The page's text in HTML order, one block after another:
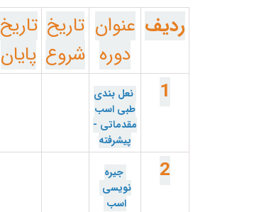
ردیف عنوان
دوره
تاریخ
شروع
تاریخ
پایان
1
نعل بندی
طبی اسب
مقدماتی -
پیشرفته
2
جیره
نویسی
اسب